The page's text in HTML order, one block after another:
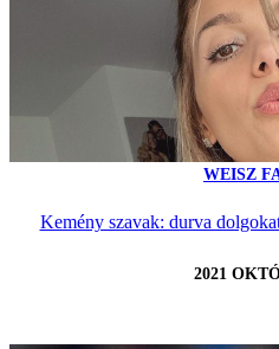
WEISZ
Kemény szavak: durva
2021